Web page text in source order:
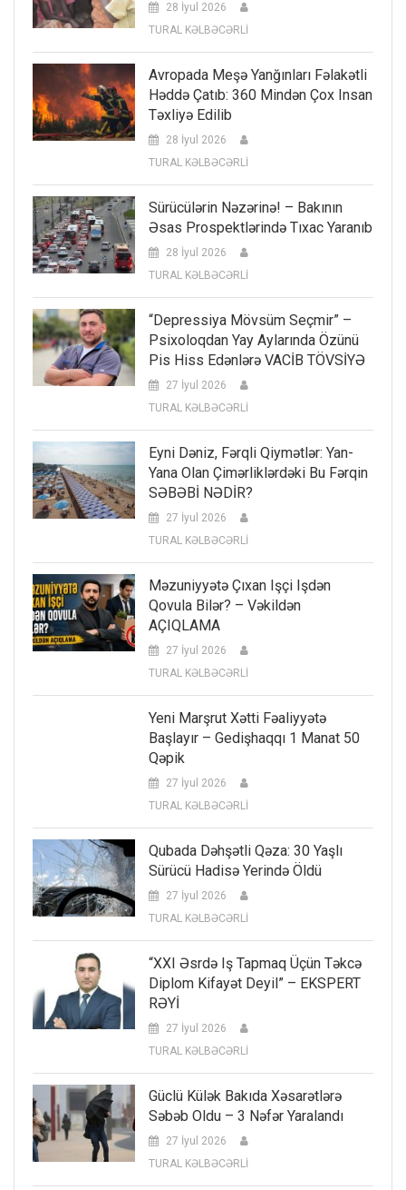
28 İyul 2026
TURAL KƏLBƏCƏRLİ
Avropada Meşə Yanğınları Fəlakətli
Həddə Çatıb: 360 Mindən Çox Insan
Təxliyə Edilib
28 İyul 2026
TURAL KƏLBƏCƏRLİ
Sürücülərin Nəzərinə! – Bakının
Əsas Prospektlərində Tıxac Yaranıb
28 İyul 2026
TURAL KƏLBƏCƏRLİ
“Depressiya Mövsüm Seçmir” –
Psixoloqdan Yay Aylarında Özünü
Pis Hiss Edənlərə VACİB TÖVSİYƏ
27 İyul 2026
TURAL KƏLBƏCƏRLİ
Eyni Dəniz, Fərqli Qiymətlər: Yan-
Yana Olan Çimərliklərdəki Bu Fərqin
SƏBƏBİ NƏDİR?
27 İyul 2026
TURAL KƏLBƏCƏRLİ
Məzuniyyətə Çıxan Işçi Işdən
Qovula Bilər? – Vəkildən
AÇIQLAMA
27 İyul 2026
TURAL KƏLBƏCƏRLİ
Yeni Marşrut Xətti Fəaliyyətə
Başlayır – Gedişhaqqı 1 Manat 50
Qəpik
27 İyul 2026
TURAL KƏLBƏCƏRLİ
Qubada Dəhşətli Qəza: 30 Yaşlı
Sürücü Hadisə Yerində Öldü
27 İyul 2026
TURAL KƏLBƏCƏRLİ
“XXI Əsrdə Iş Tapmaq Üçün Təkcə
Diplom Kifayət Deyil” – EKSPERT
RƏYİ
27 İyul 2026
TURAL KƏLBƏCƏRLİ
Güclü Külək Bakıda Xəsarətlərə
Səbəb Oldu – 3 Nəfər Yaralandı
27 İyul 2026
TURAL KƏLBƏCƏRLİ